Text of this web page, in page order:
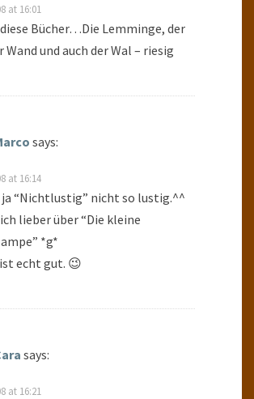
at 16:01
Bücher…Die Lemminge, der
Wand und auch der Wal – riesig
says:
at 16:14
ja “Nichtlustig” nicht so lustig.^^
lieber über “Die kleine
*g*
echt gut. 😉
says:
at 16:21